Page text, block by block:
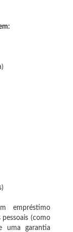
empréstimo
(como
uma garantia